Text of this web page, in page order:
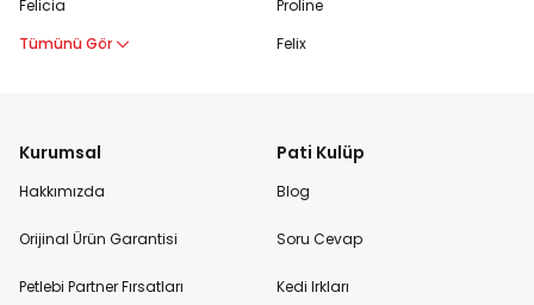
Felicia
Tümünü Gör
Proline
Felix
Kurumsal
Hakkımızda
Orijinal Ürün Garantisi
Petlebi Partner Fırsatları
Pati Kulüp
Blog
Soru Cevap
Kedi Irkları